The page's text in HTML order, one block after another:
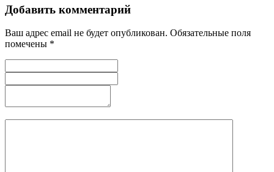
Добавить комментарий
Ваш адрес email не будет опубликован. Обязательные поля
помечены *